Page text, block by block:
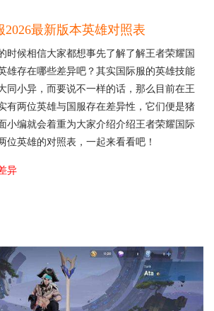
最新版本英雄对照表
时候相信大家都想事先了解了解王者荣耀国
雄存在哪些差异吧？其实国际服的英雄技能
同小异，而要说不一样的话，那么目前在王
有两位英雄与国服存在差异性，它们便是猪
小编就会着重为大家介绍介绍王者荣耀国际
位英雄的对照表，一起来看看吧！
异